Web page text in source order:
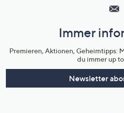
nach
wischen
Immer
Premieren, Aktionen, Geheimtipps:
du immer up
Newsletter